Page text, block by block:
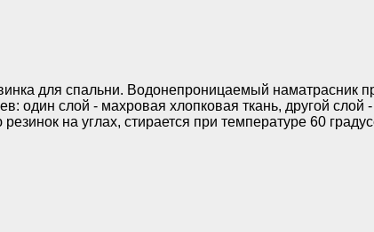
для спальни. Водонепроницаемый наматрасник
один слой - махровая хлопковая ткань, другой
на углах, стирается при температуре 60